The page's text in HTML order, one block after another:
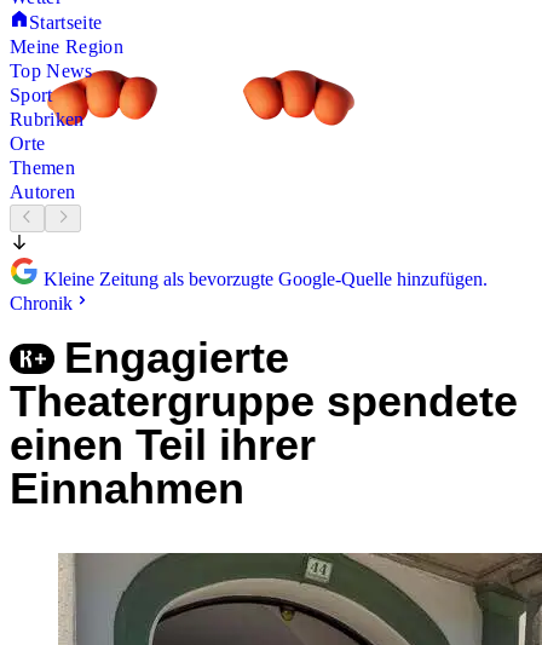
Startseite
Meine Region
Top News
Sport
Rubriken
Orte
Themen
Autoren
Kleine Zeitung als bevorzugte Google-Quelle hinzufügen.
Chronik
Engagierte
Theatergruppe spendete
einen Teil ihrer
Einnahmen